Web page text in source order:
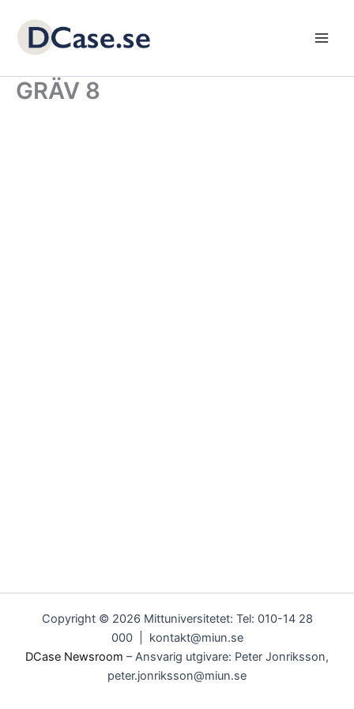
content
GRÄV 8
Copyright © 2026 Mittuniversitetet: Tel: 010-14 28
000 | kontakt@miun.se
DCase Newsroom – Ansvarig utgivare: Peter Jonriksson,
peter.jonriksson@miun.se